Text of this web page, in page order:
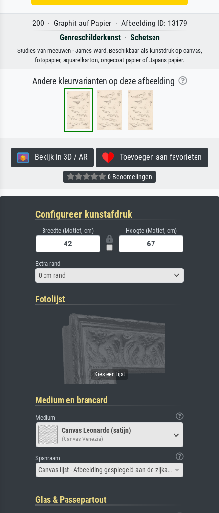
200 · Graphit auf Papier · Afbeelding ID: 13179
Genreschilderkunst· Schetsen
Studies van meeuwen · James Ward. Beschikbaar als kunstdruk op canvas,
fotopapier, aquarelkarton, ongecoat papier of Japans papier.
Andere kleurvarianten op deze afbeelding
Bekijk in 3D / AR Toevoegen aan favorieten
0 Beoordelingen
Configureer kunstafdruk
Breedte (Motief, cm) Hoogte (Motief, cm)
Extra rand
0 cm rand
Fotolijst
Medium en brancard
Medium
Canvas Leonardo (satijn)
(Canvas Venezia)
Spanraam
Canvas lijst - Afbeelding gespiegeld aan de zijkant
Glas & Passepartout